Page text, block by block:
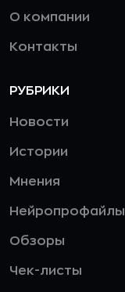
О компании
Контакты
РУБРИКИ
Новости
Истории
Мнения
Нейропрофайлы
Обзоры
Чек-листы